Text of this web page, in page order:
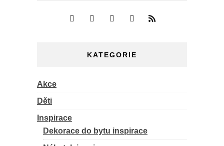
KATEGORIE
Akce
Děti
Inspirace
Dekorace do bytu inspirace